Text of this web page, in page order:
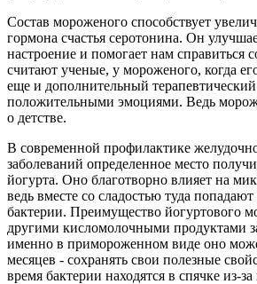
Состав мороженого способствует
гормона счастья серотонина. Он
настроение и помогает нам справиться
считают ученые, у мороженого, когда
еще и дополнительный
положительными эмоциями. Ведь
о детстве.
В современной профилактике
заболеваний определенное место
йогурта. Оно благотворно влияет на
ведь вместе со сладостью туда
бактерии. Преимущество йогуртового
другими кисломолочными продуктами
именно в примороженном виде оно
месяцев - сохранять свои полезные
время бактерии находятся в спячке из-